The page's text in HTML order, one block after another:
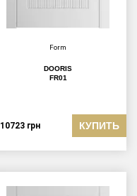
Form
DOORIS
FR01
10723 грн КУПИТЬ